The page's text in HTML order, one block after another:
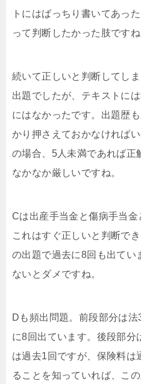
トにはばっちり書いてあっ
って判断したかった肢ですね
続いて正しいと判断してし
出題でしたが、テキストに
にはなかったです。出題歴
かり押さえておかなければ
の場合、5人未満であれば正
なかなか厳しいですね。
Cは出産手当金と傷病手当金
これはすぐ正しいと判断で
の出題で過去に8回も出てい
ないとダメですね。
Dも頻出問題。前段部分は
に8回出ています。後段部
は過去1回ですが、保険料は
ることを知っていれば、こ